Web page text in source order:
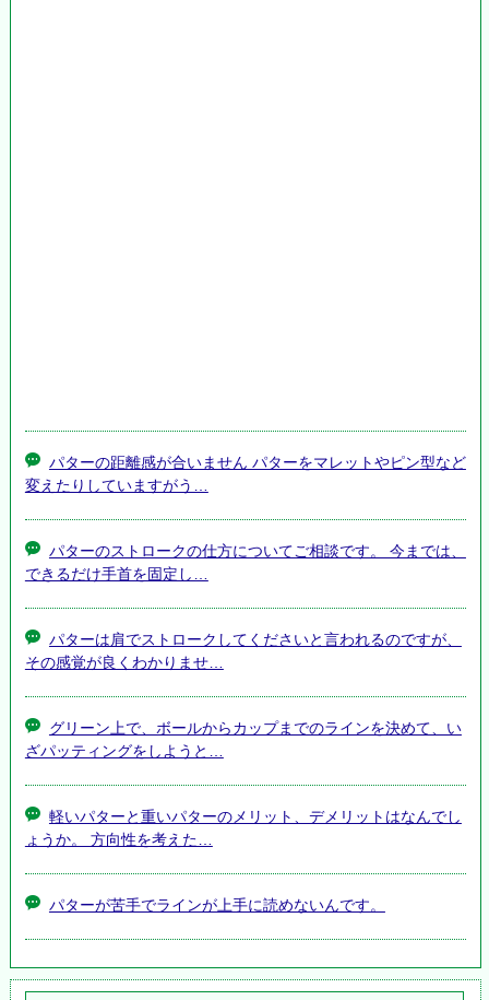
パターの距離感が合いません パターをマレットやピン型など
変えたりしていますがう…
パターのストロークの仕方についてご相談です。 今までは、
できるだけ手首を固定し…
パターは肩でストロークしてくださいと言われるのですが、
その感覚が良くわかりませ…
グリーン上で、ボールからカップまでのラインを決めて、い
ざパッティングをしようと…
軽いパターと重いパターのメリット、デメリットはなんでし
ょうか。 方向性を考えた…
パターが苦手でラインが上手に読めないんです。